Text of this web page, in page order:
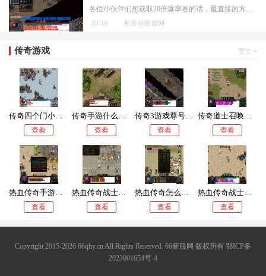
各位小伙伴们想获取20倍爆率卷的话，最直接的方法就是参与每日累充活动，只要每天充值达到一定金额就能稳定拿到一张。这种方法虽然需要花费一些，但胜在稳定可靠，不用担心运气
03-19 来源:66新服网
传奇游戏
查看 查看
传奇3游戏尊号怎么获得
查看
传奇道士召唤骨龙厉害吗
查看
查看
热血传奇战士打怪快还是道士
查看 查看
热血传奇战士彻地钉是什么伤害
查看
Copyright 2015-2026 66qhy.cn All Rights Reserved. 66新服网 版权所有 鄂ICP备
2023001654号-4